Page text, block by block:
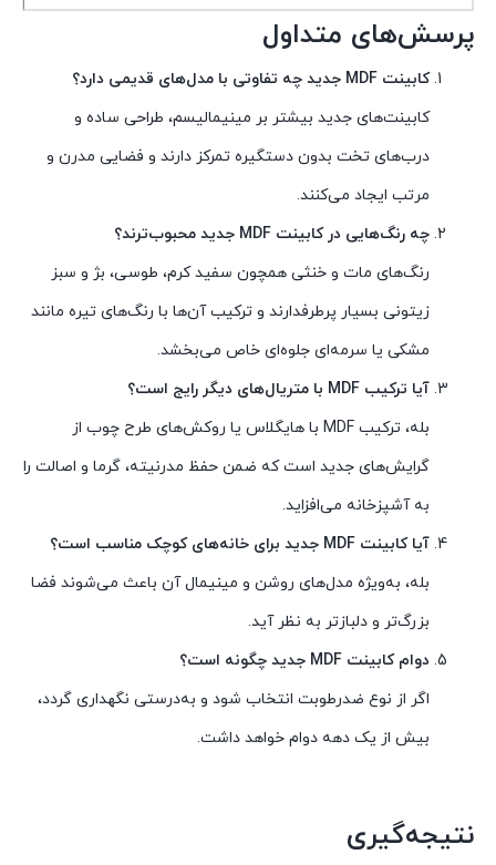
پرسش‌های متداول
کابینت MDF جدید چه تفاوتی با مدل‌های قدیمی دارد؟
کابینت‌های جدید بیشتر بر مینیمالیسم، طراحی ساده و
درب‌های تخت بدون دستگیره تمرکز دارند و فضایی مدرن و
مرتب ایجاد می‌کنند.
چه رنگ‌هایی در کابینت MDF جدید محبوب‌ترند؟
رنگ‌های مات و خنثی همچون سفید کرم، طوسی، بژ و سبز
زیتونی بسیار پرطرفدارند و ترکیب آن‌ها با رنگ‌های تیره مانند
مشکی یا سرمه‌ای جلوه‌ای خاص می‌بخشد.
آیا ترکیب MDF با متریال‌های دیگر رایج است؟
بله، ترکیب MDF با هایگلاس یا روکش‌های طرح چوب از
گرایش‌های جدید است که ضمن حفظ مدرنیته، گرما و اصالت را
به آشپزخانه می‌افزاید.
آیا کابینت MDF جدید برای خانه‌های کوچک مناسب است؟
بله، به‌ویژه مدل‌های روشن و مینیمال آن باعث می‌شوند فضا
بزرگ‌تر و دلبازتر به نظر آید.
دوام کابینت MDF جدید چگونه است؟
اگر از نوع ضد‌رطوبت انتخاب شود و به‌درستی نگهداری گردد،
بیش از یک دهه دوام خواهد داشت.
نتیجه‌گیری